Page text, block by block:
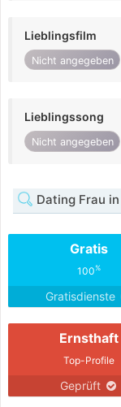
Lieblingsfilm
Nicht angegeben
Lieblingssong
Nicht angegeben
Dating Frau
Gratis
100%
Gratisdienste
Ernsthaft
Top-Profile
Geprüft